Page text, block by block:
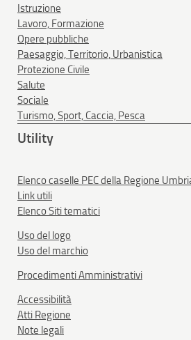
Istruzione
Lavoro, Formazione
Opere pubbliche
Paesaggio, Territorio, Urbanistica
Protezione Civile
Salute
Sociale
Turismo, Sport, Caccia, Pesca
Utility
Elenco caselle PEC della Regione
Link utili
Elenco Siti tematici
Uso del logo
Uso del marchio
Procedimenti Amministrativi
Accessibilità
Atti Regione
Note legali